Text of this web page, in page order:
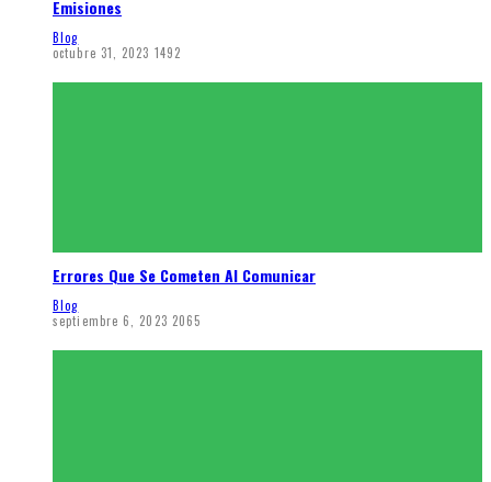
Emisiones
Blog
octubre 31, 2023 1492
Errores Que Se Cometen Al Comunicar
Blog
septiembre 6, 2023 2065